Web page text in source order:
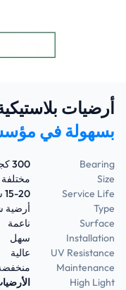
أرضيات
بسهولة في
Bearing
300 كجم +
Size
مختلفة
Service Life
15-20 سنة
Type
أرضية
Surface
ناعمة
Installation
سهل
UV Resistance
عالية
Maintenance
High Light